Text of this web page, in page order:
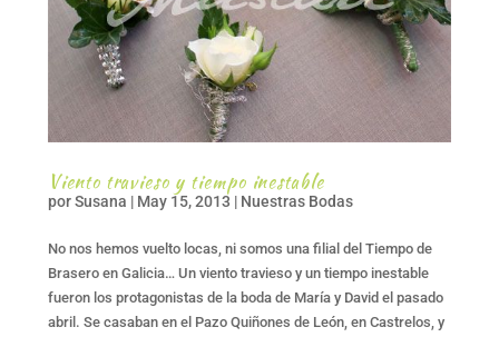
Viento travieso y tiempo inestable
porSusana | May 15, 2013 | Nuestras Bodas
No nos hemos vuelto locas, ni somos una filial del Tiempo de
Brasero en Galicia… Un viento travieso y un tiempo inestable
fueron los protagonistas de la boda de María y David el pasado
abril. Se casaban en el Pazo Quiñones de León, en Castrelos, y